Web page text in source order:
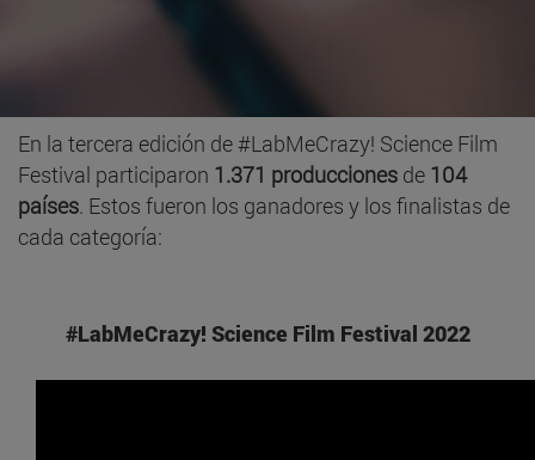
En la tercera edición de #LabMeCrazy! Science Film
Festival participaron 1.371 producciones de 104
países. Estos fueron los ganadores y los finalistas de
cada categoría:
#LabMeCrazy! Science Film Festival 2022